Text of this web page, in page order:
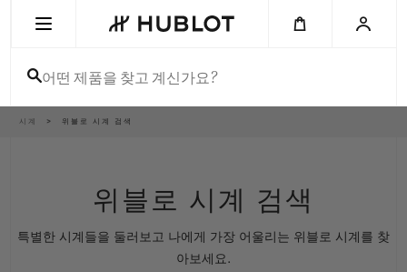
어떤 제품을 찾고 계신가요?
이
시계 위블로 시계 검색
위블로 시계 검색
특별한 시계들을 둘러보고 나에게 가장 어울리는 위블로 시계를 찾
아보세요.